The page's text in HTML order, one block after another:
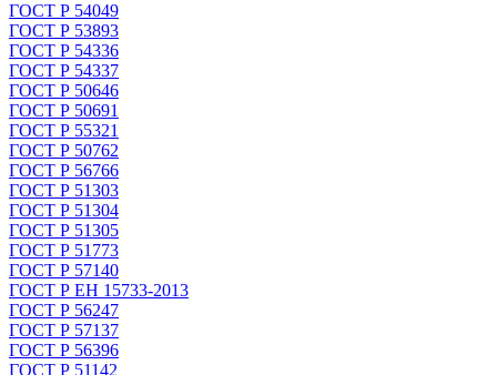
ГОСТ Р 54049
ГОСТ Р 53893
ГОСТ Р 54336
ГОСТ Р 54337
ГОСТ Р 50646
ГОСТ Р 50691
ГОСТ Р 55321
ГОСТ Р 50762
ГОСТ Р 56766
ГОСТ Р 51303
ГОСТ Р 51304
ГОСТ Р 51305
ГОСТ Р 51773
ГОСТ Р 57140
ГОСТ Р ЕН 15733-2013
ГОСТ Р 56247
ГОСТ Р 57137
ГОСТ Р 56396
ГОСТ Р 51142